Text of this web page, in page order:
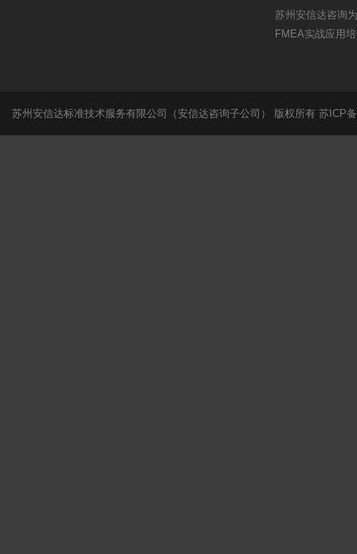
苏州安信达咨询
FMEA实战应用
苏州安信达标准技术服务有限公司（安信达咨询子公司） 版权所有 苏ICP